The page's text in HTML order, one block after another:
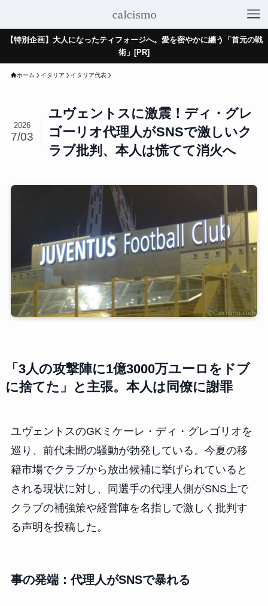
【特別企画】大人になったティフォージへ。愛を密やかに纏う「首元の戦
術」[PR]
ホーム イタリア イタリア代表
ユヴェントスに激震！ディ・グレ
ゴーリオ代理人がSNSで激しいク
ラブ批判、本人は慌てて消火へ
2026
7/03
「3人の攻撃陣に1億3000万ユーロをドブ
に捨てた」と主張。本人は同僚に謝罪
ユヴェントスのGKミケーレ・ディ・グレゴリオを
巡り、前代未聞の騒動が勃発している。今夏の移
籍市場でクラブから放出候補に挙げられていると
される現状に対し、同選手の代理人側がSNS上で
クラブの補強策や経営陣を名指しで激しく批判す
る声明を投稿した。
事の発端：代理人がSNSで暴れる